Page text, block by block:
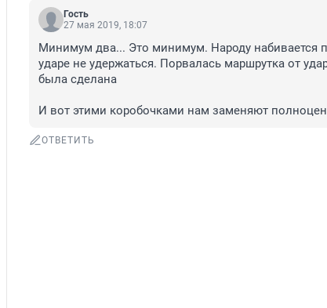
Гость
27 мая 2019, 18:07
Минимум два... Это минимум. Народу набивается
ударе не удержаться. Порвалась маршрутка от
была сделана
И вот этими коробочками нам заменяют
ОТВЕТИТЬ